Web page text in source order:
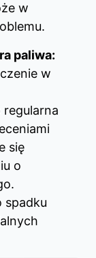
w
paliwa:
w
się
o
spadku